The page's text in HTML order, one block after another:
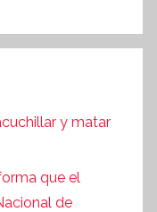
y matar
que el
de